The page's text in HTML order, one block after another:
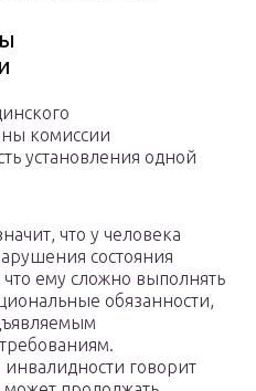
комиссии
установления одной
что у человека
состояния
что ему сложно выполнять
обязанности,
говорит